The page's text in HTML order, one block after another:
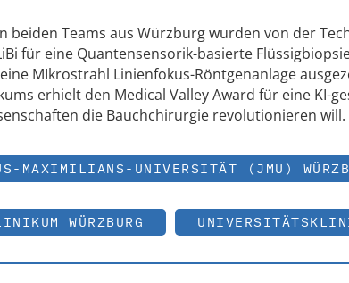
beiden Teams aus Würzburg wurden von der
für eine Quantensensorik-basierte
MIkrostrahl Linienfokus-Röntgenanlage
erhielt den Medical Valley Award für eine KI-
die Bauchchirurgie revolutionieren will.
MAXIMILIANS-UNIVERSITÄT (JMU)
WÜRZBURG